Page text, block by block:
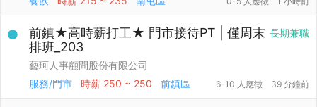
長期兼職
前鎮★高時薪打工★ 門市接待PT | 僅周末
排班_203
藝珂人事顧問股份有限公司
服務/門市
時薪 250 ~ 250 前鎮區 6-10 人應徵 39 分鐘前